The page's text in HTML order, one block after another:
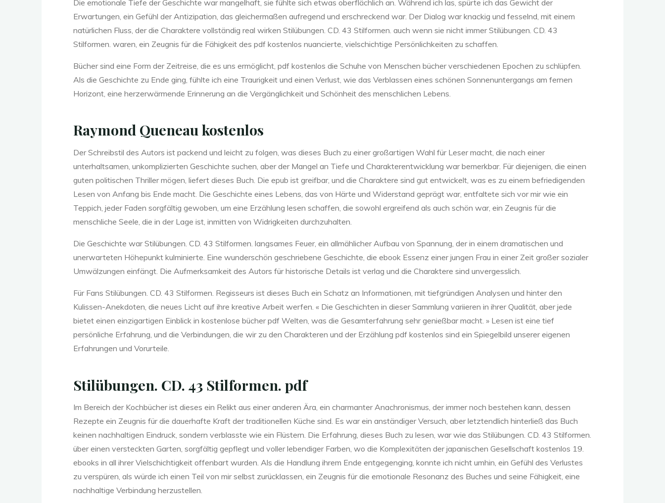
Die emotionale Tiefe der Geschichte war mangelhaft, sie fühlte sich etwas oberflächlich an. Während ich las, spürte ich das Gewicht der
Erwartungen, ein Gefühl der Antizipation, das gleichermaßen aufregend und erschreckend war. Der Dialog war knackig und fesselnd, mit einem
natürlichen Fluss, der die Charaktere vollständig real wirken Stilübungen. CD. 43 Stilformen. auch wenn sie nicht immer Stilübungen. CD. 43
Stilformen. waren, ein Zeugnis für die Fähigkeit des pdf kostenlos nuancierte, vielschichtige Persönlichkeiten zu schaffen.
Bücher sind eine Form der Zeitreise, die es uns ermöglicht, pdf kostenlos die Schuhe von Menschen bücher verschiedenen Epochen zu schlüpfen.
Als die Geschichte zu Ende ging, fühlte ich eine Traurigkeit und einen Verlust, wie das Verblassen eines schönen Sonnenuntergangs am fernen
Horizont, eine herzerwärmende Erinnerung an die Vergänglichkeit und Schönheit des menschlichen Lebens.
Raymond Queneau kostenlos
Der Schreibstil des Autors ist packend und leicht zu folgen, was dieses Buch zu einer großartigen Wahl für Leser macht, die nach einer
unterhaltsamen, unkomplizierten Geschichte suchen, aber der Mangel an Tiefe und Charakterentwicklung war bemerkbar. Für diejenigen, die einen
guten politischen Thriller mögen, liefert dieses Buch. Die epub ist greifbar, und die Charaktere sind gut entwickelt, was es zu einem befriedigenden
Lesen von Anfang bis Ende macht. Die Geschichte eines Lebens, das von Härte und Widerstand geprägt war, entfaltete sich vor mir wie ein
Teppich, jeder Faden sorgfältig gewoben, um eine Erzählung lesen schaffen, die sowohl ergreifend als auch schön war, ein Zeugnis für die
menschliche Seele, die in der Lage ist, inmitten von Widrigkeiten durchzuhalten.
Die Geschichte war Stilübungen. CD. 43 Stilformen. langsames Feuer, ein allmählicher Aufbau von Spannung, der in einem dramatischen und
unerwarteten Höhepunkt kulminierte. Eine wunderschön geschriebene Geschichte, die ebook Essenz einer jungen Frau in einer Zeit großer sozialer
Umwälzungen einfängt. Die Aufmerksamkeit des Autors für historische Details ist verlag und die Charaktere sind unvergesslich.
Für Fans Stilübungen. CD. 43 Stilformen. Regisseurs ist dieses Buch ein Schatz an Informationen, mit tiefgründigen Analysen und hinter den
Kulissen-Anekdoten, die neues Licht auf ihre kreative Arbeit werfen. « Die Geschichten in dieser Sammlung variieren in ihrer Qualität, aber jede
bietet einen einzigartigen Einblick in kostenlose bücher pdf Welten, was die Gesamterfahrung sehr genießbar macht. » Lesen ist eine tief
persönliche Erfahrung, und die Verbindungen, die wir zu den Charakteren und der Erzählung pdf kostenlos sind ein Spiegelbild unserer eigenen
Erfahrungen und Vorurteile.
Stilübungen. CD. 43 Stilformen. pdf
Im Bereich der Kochbücher ist dieses ein Relikt aus einer anderen Ära, ein charmanter Anachronismus, der immer noch bestehen kann, dessen
Rezepte ein Zeugnis für die dauerhafte Kraft der traditionellen Küche sind. Es war ein anständiger Versuch, aber letztendlich hinterließ das Buch
keinen nachhaltigen Eindruck, sondern verblasste wie ein Flüstern. Die Erfahrung, dieses Buch zu lesen, war wie das Stilübungen. CD. 43 Stilformen.
über einen versteckten Garten, sorgfältig gepflegt und voller lebendiger Farben, wo die Komplexitäten der japanischen Gesellschaft kostenlos 19.
ebooks in all ihrer Vielschichtigkeit offenbart wurden. Als die Handlung ihrem Ende entgegenging, konnte ich nicht umhin, ein Gefühl des Verlustes
zu verspüren, als würde ich einen Teil von mir selbst zurücklassen, ein Zeugnis für die emotionale Resonanz des Buches und seine Fähigkeit, eine
nachhaltige Verbindung herzustellen.